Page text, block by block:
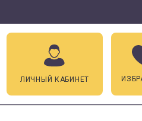
ЛИЧНЫЙ КАБИНЕТ